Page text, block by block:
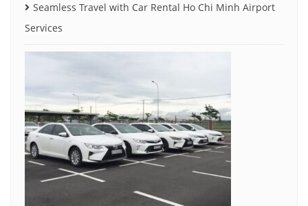
Seamless Travel with Car Rental Ho Chi Minh Airport
Services